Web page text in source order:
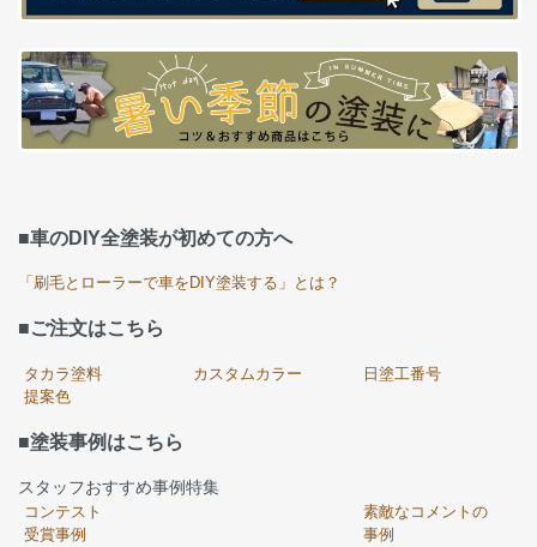
■車のDIY全塗装が初めての方へ
「刷毛とローラーで車をDIY塗装する」とは？
■ご注文はこちら
タカラ塗料
提案色
カスタムカラー 日塗工番号
■塗装事例はこちら
スタッフおすすめ事例特集
コンテスト
受賞事例
素敵なコメントの
事例